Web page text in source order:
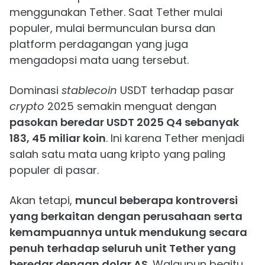
menggunakan Tether. Saat Tether mulai
populer, mulai bermunculan bursa dan
platform perdagangan yang juga
mengadopsi mata uang tersebut.
Dominasi stablecoin USDT terhadap pasar
crypto 2025 semakin menguat dengan
pasokan beredar USDT 2025 Q4 sebanyak
183, 45 miliar koin. Ini karena Tether menjadi
salah satu mata uang kripto yang paling
populer di pasar.
Akan tetapi, muncul beberapa kontroversi
yang berkaitan dengan perusahaan serta
kemampuannya untuk mendukung secara
penuh terhadap seluruh unit Tether yang